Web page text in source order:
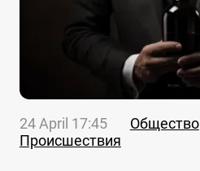
24 April 17:45
Общество
Происшествия